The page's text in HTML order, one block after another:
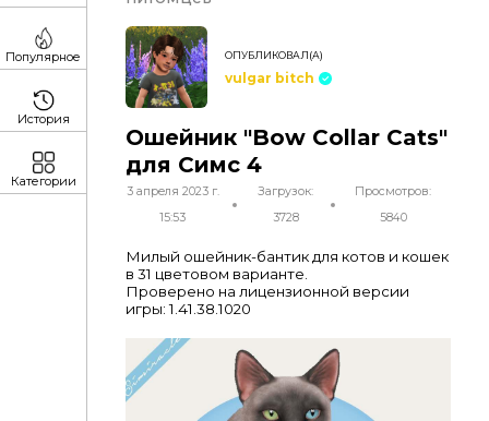
ОПУБЛИКОВАЛ(А)
vulgar bitch
Ошейник "Bow Collar Cats"
для Симс 4
3 апреля 2023 г.
15:53
Загрузок:
3728
Просмотров:
5840
Милый ошейник-бантик для котов и кошек
в 31 цветовом варианте.
Проверено на лицензионной версии
игры: 1.41.38.1020
Популярное
История
Категории